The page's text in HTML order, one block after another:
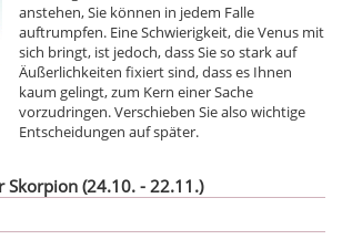
anstehen, Sie können in jedem Falle
auftrumpfen. Eine Schwierigkeit, die Venus mit
sich bringt, ist jedoch, dass Sie so stark auf
Äußerlichkeiten fixiert sind, dass es Ihnen
kaum gelingt, zum Kern einer Sache
vorzudringen. Verschieben Sie also wichtige
Entscheidungen auf später.
Skorpion (24.10. - 22.11.)